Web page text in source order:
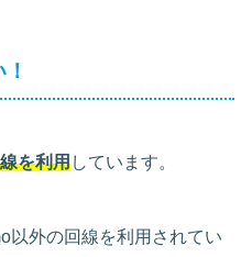
を利用しています。
以外の回線を利用されてい